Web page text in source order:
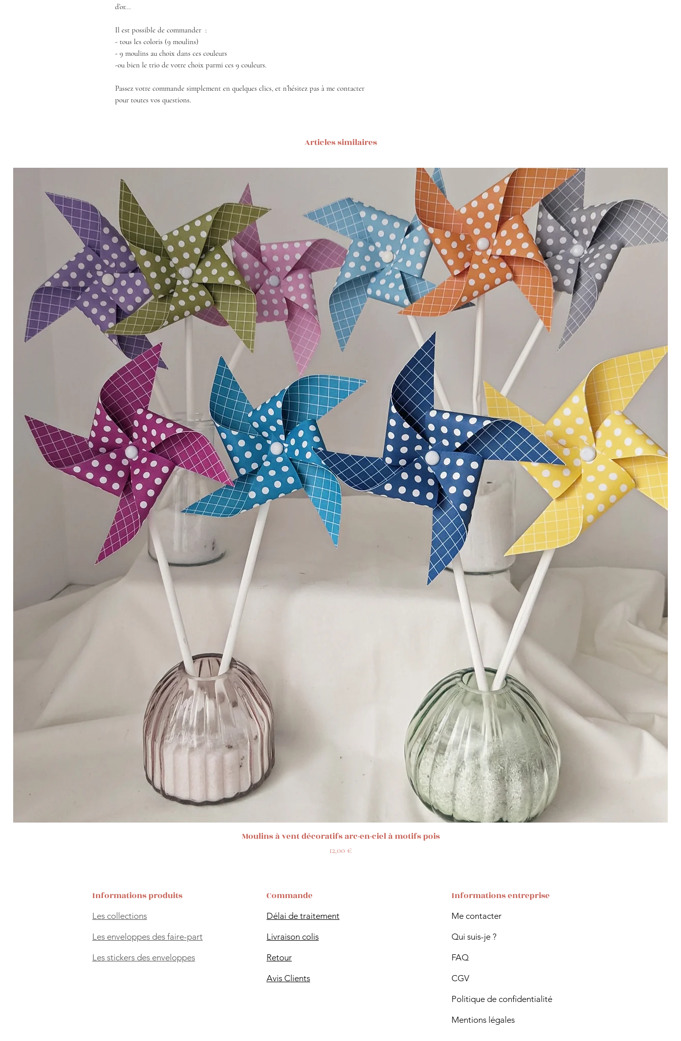
d’or...
Il est possible de commander :
- tous les coloris (9 moulins)
- 9 moulins au choix dans ces couleurs
-ou bien le trio de votre choix parmi ces 9 couleurs.
Passez votre commande simplement en quelques clics, et n’hésitez pas à me contacter
pour toutes vos questions.
Articles similaires
Aperçu rapide
Moulins à vent décoratifs arc-en-ciel à motifs pois
Prix
12,00 €
Commande
Délai de traitement
Livraison colis
Retour
Avis Clients
Informations produits
Les collections
Les enveloppes des faire-part
Les stickers des enveloppes
Informations entreprise
Me contacter
Qui suis-je ?
FAQ
CGV
Politique de confidentialité
Mentions légales